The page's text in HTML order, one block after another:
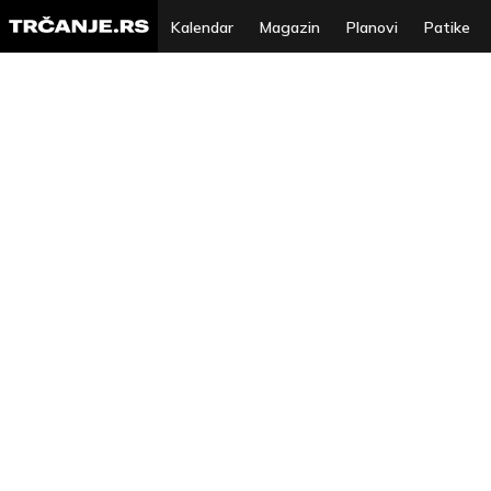
Kalendar Magazin Planovi Patike